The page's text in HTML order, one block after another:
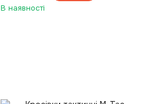
В наявності